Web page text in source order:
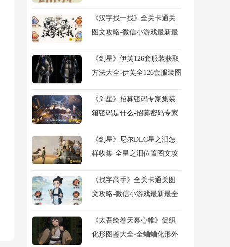
《汉字找一找》全关卡通关
图文攻略-微信小游戏最新最
《剑星》伊芙126套服装获取
方法大全-伊芙全126套服装图
《剑星》招募密码专家集装
箱密码是什么-招募密码专家
《剑星》尼尔DLC星之泪怎
样收集-全星之泪位置图文攻
《找字高手》全关卡通关图
文攻略-微信小游戏最新最全
《太吾绘卷天幕心帷》促织
化形图鉴大全-全蛐蛐化形外